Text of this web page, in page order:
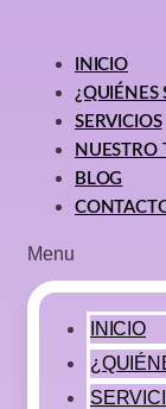
INICIO
¿QUIÉNES
SERVICIOS
NUESTRO
BLOG
Menu
INICIO